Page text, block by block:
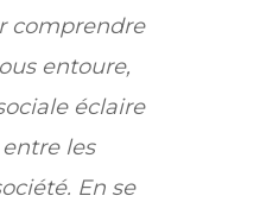
comprendre
entoure,
éclaire
les
En se